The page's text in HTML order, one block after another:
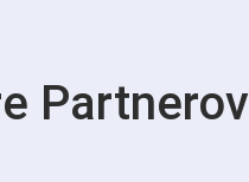
Partnerov